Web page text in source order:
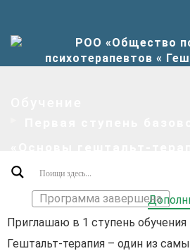
Программа завершена
Приглашаю в 1 ступень обучения
Гештальт-терапия – один из